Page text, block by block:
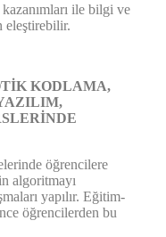
ile bilgi ve
eleştirebilir.
KODLAMA,
öğrencilere
algoritmayı
yapılır. Eğitim-
öğrencilerden bu